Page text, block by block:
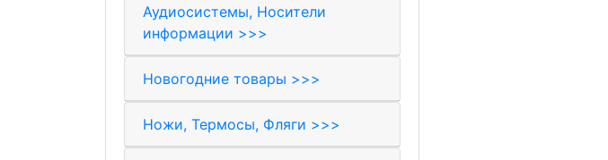
Аудиосистемы, Носители
информации >>>
Новогодние товары >>>
Ножи, Термосы, Фляги >>>